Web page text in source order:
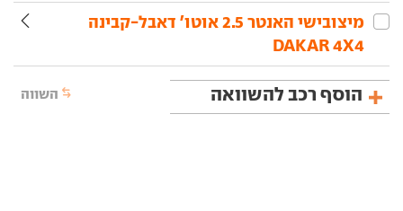
מיצובישי‏ האנטר‏ 2.5 אוטו' דאבל-קבינה
DAKAR 4X4
הוסף רכב להשוואה השווה